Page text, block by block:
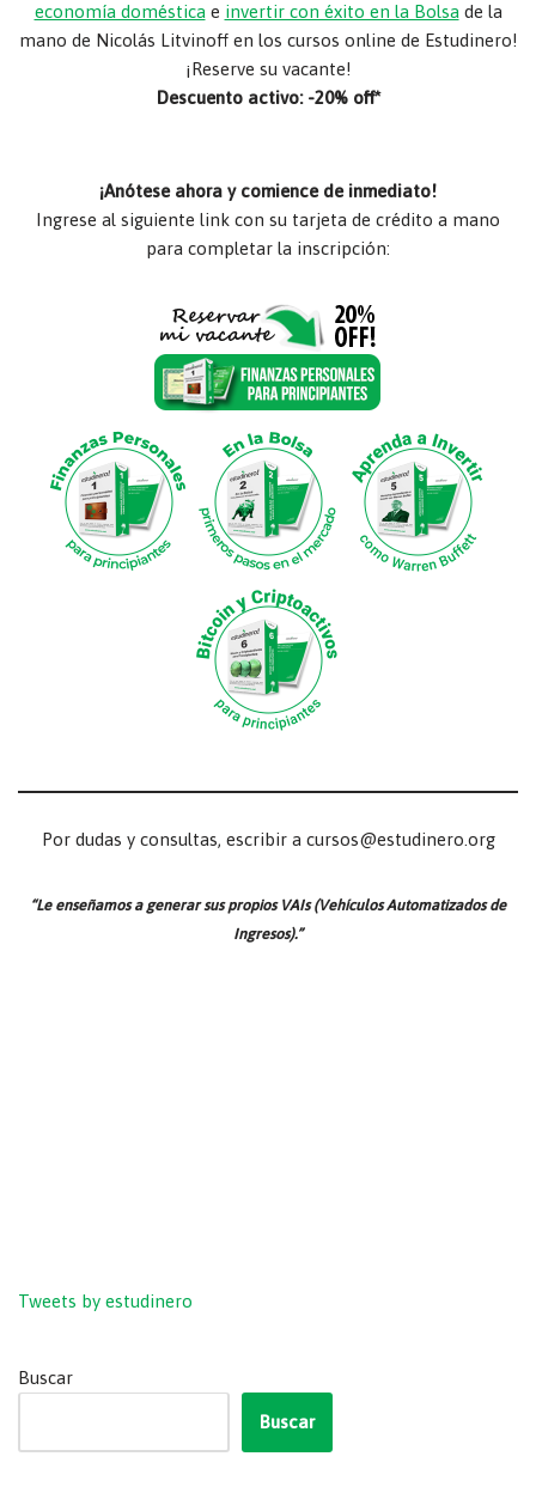
economía doméstica e invertir con éxito en la Bolsa de la
mano de Nicolás Litvinoff en los cursos online de Estudinero!
¡Reserve su vacante!
Descuento activo: -20% off*
¡Anótese ahora y comience de inmediato!
Ingrese al siguiente link con su tarjeta de crédito a mano
para completar la inscripción:
Por dudas y consultas, escribir a cursos@estudinero.org
“Le enseñamos a generar sus propios VAIs (Vehículos Automatizados de
Ingresos).”
Tweets by estudinero
Buscar
Buscar